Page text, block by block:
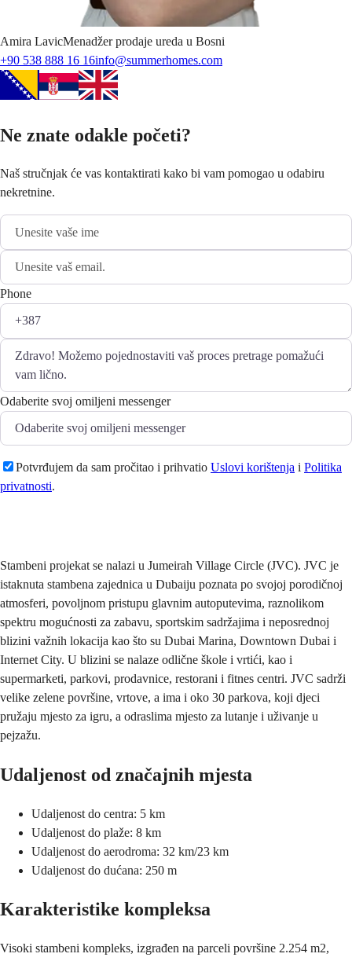
Amira LavicMenadžer prodaje ureda u Bosni
+90 538 888 16 16info@summerhomes.com
Ne znate odakle početi?
Naš stručnjak će vas kontaktirati kako bi vam pomogao u odabiru
nekretnine.
Phone
Odaberite svoj omiljeni messenger
Potvrđujem da sam pročitao i prihvatio Uslovi korištenja i Politika
privatnosti.
Stambeni projekat se nalazi u Jumeirah Village Circle (JVC). JVC je
istaknuta stambena zajednica u Dubaiju poznata po svojoj porodičnoj
atmosferi, povoljnom pristupu glavnim autoputevima, raznolikom
spektru mogućnosti za zabavu, sportskim sadržajima i neposrednoj
blizini važnih lokacija kao što su Dubai Marina, Downtown Dubai i
Internet City. U blizini se nalaze odlične škole i vrtići, kao i
supermarketi, parkovi, prodavnice, restorani i fitnes centri. JVC sadrži
velike zelene površine, vrtove, a ima i oko 30 parkova, koji djeci
pružaju mjesto za igru, a odraslima mjesto za lutanje i uživanje u
pejzažu.
Udaljenost od značajnih mjesta
Udaljenost do centra: 5 km
Udaljenost do plaže: 8 km
Udaljenost do aerodroma: 32 km/23 km
Udaljenost do dućana: 250 m
Karakteristike kompleksa
Visoki stambeni kompleks, izgrađen na parceli površine 2.254 m2,